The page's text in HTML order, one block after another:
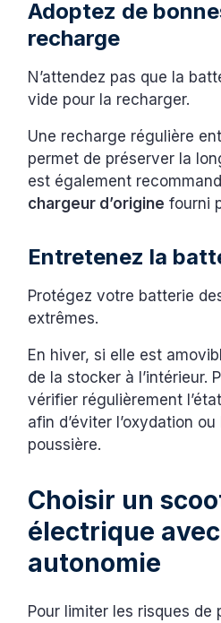
Adoptez de
recharge
N’attendez pas que la
vide pour la recharger.
Une recharge régulière
permet de préserver la
est également
chargeur d’origine fourni
Entretenez la
Protégez votre batterie
extrêmes.
En hiver, si elle est
de la stocker à l’intérieur.
vérifier régulièrement
afin d’éviter l’oxydation
poussière.
Choisir un
électrique
autonomie
Pour limiter les risques de